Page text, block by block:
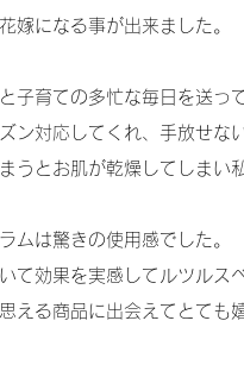
嫁になる事が出来ました。
子育ての多忙な毎日を送っ
ン対応してくれ、手放せな
うとお肌が乾燥してしまい
ムは驚きの使用感でした。
て効果を実感してルツルス
える商品に出会えてとても